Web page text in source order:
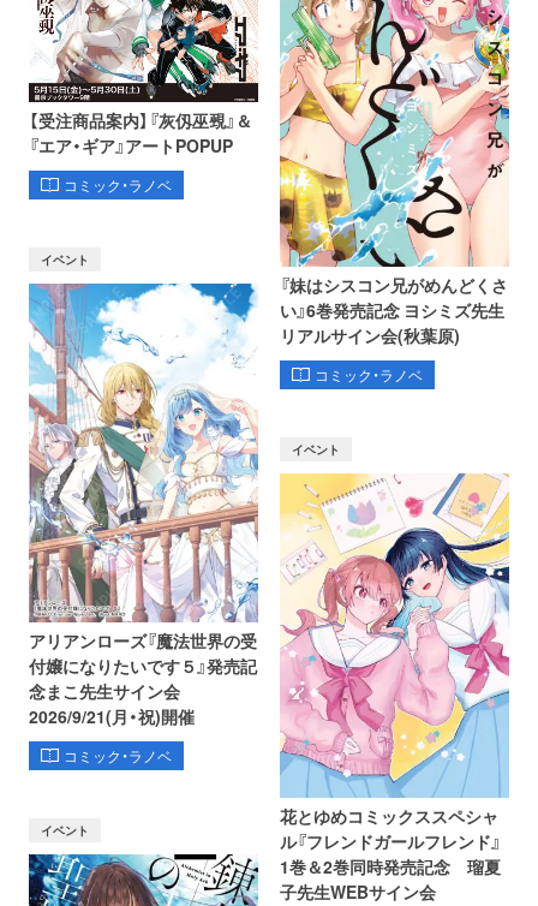
【受注商品案内】『灰仭巫覡』＆
『エア・ギア』アートPOPUP
コミック・ラノベ
『妹はシスコン兄がめんどくさ
い』6巻発売記念 ヨシミズ先生
リアルサイン会(秋葉原)
コミック・ラノベ
イベント
アリアンローズ『魔法世界の受
付嬢になりたいです５』発売記
念まこ先生サイン会
2026/9/21(月・祝)開催
コミック・ラノベ
イベント
花とゆめコミックススペシャ
ル『フレンドガールフレンド』
1巻＆2巻同時発売記念 瑠夏
子先生WEBサイン会
イベント